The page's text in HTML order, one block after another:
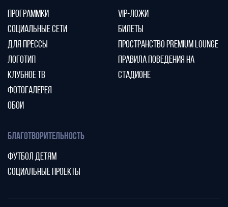
ПРОГРАММКИ
СОЦИАЛЬНЫЕ СЕТИ
ДЛЯ ПРЕССЫ
ЛОГОТИП
КЛУБНОЕ ТВ
ФОТОГАЛЕРЕЯ
ОБОИ
VIP-ЛОЖИ
БИЛЕТЫ
ПРОСТРАНСТВО PREMIUM LOUNGE
ПРАВИЛА ПОВЕДЕНИЯ НА
СТАДИОНЕ
БЛАГОТВОРИТЕЛЬНОСТЬ
ФУТБОЛ ДЕТЯМ
СОЦИАЛЬНЫЕ ПРОЕКТЫ